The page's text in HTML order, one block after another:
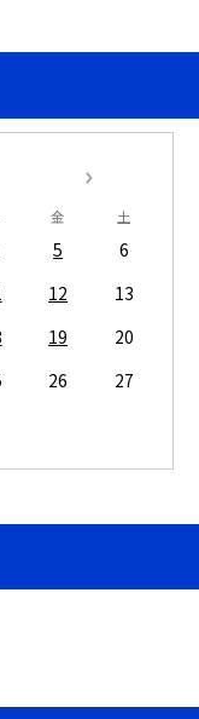
金 土
5
6
12
13
19
20
26
27